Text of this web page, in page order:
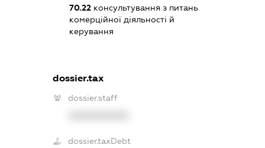
70.22 консультування з питань
комерційної діяльності й
керування
dossier.tax
dossier.staff
dossier.taxDebt